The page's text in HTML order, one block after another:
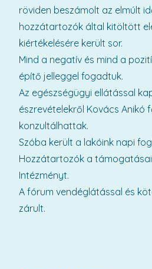
röviden beszámolt az elmúlt
hozzátartozók által kitöltött
kiértékelésére került sor.
Mind a negatív és mind a
építő jelleggel fogadtuk.
Az egészségügyi ellátással
észrevételekről Kovács Anikó
konzultálhattak.
Szóba került a lakóink napi
Hozzátartozók a
Intézményt.
A fórum vendéglátással és
zárult.